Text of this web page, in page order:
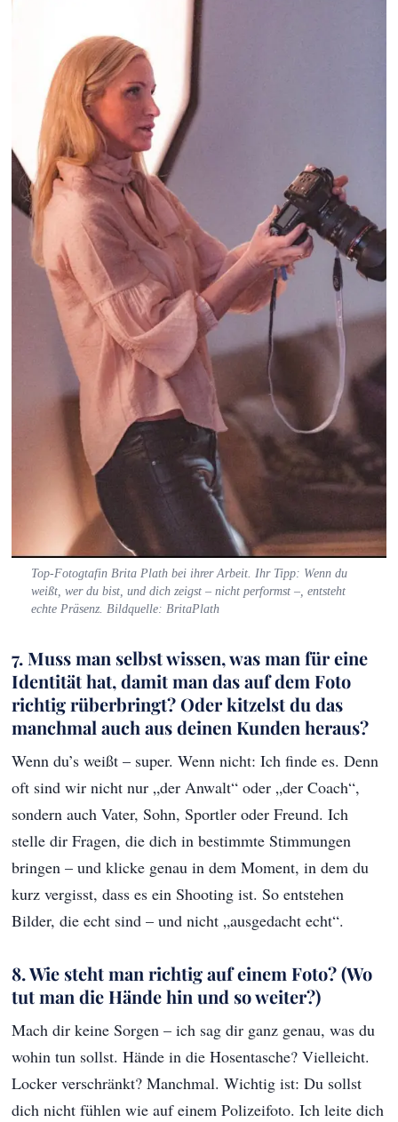
Top-Fotogtafin Brita Plath bei ihrer Arbeit. Ihr Tipp: Wenn du
weißt, wer du bist, und dich zeigst – nicht performst –, entsteht
echte Präsenz. Bildquelle: BritaPlath
7. Muss man selbst wissen, was man für eine
Identität hat, damit man das auf dem Foto
richtig rüberbringt? Oder kitzelst du das
manchmal auch aus deinen Kunden heraus?
Wenn du’s weißt – super. Wenn nicht: Ich finde es. Denn
oft sind wir nicht nur „der Anwalt“ oder „der Coach“,
sondern auch Vater, Sohn, Sportler oder Freund. Ich
stelle dir Fragen, die dich in bestimmte Stimmungen
bringen – und klicke genau in dem Moment, in dem du
kurz vergisst, dass es ein Shooting ist. So entstehen
Bilder, die echt sind – und nicht „ausgedacht echt“.
8. Wie steht man richtig auf einem Foto? (Wo
tut man die Hände hin und so weiter?)
Mach dir keine Sorgen – ich sag dir ganz genau, was du
wohin tun sollst. Hände in die Hosentasche? Vielleicht.
Locker verschränkt? Manchmal. Wichtig ist: Du sollst
dich nicht fühlen wie auf einem Polizeifoto. Ich leite dich